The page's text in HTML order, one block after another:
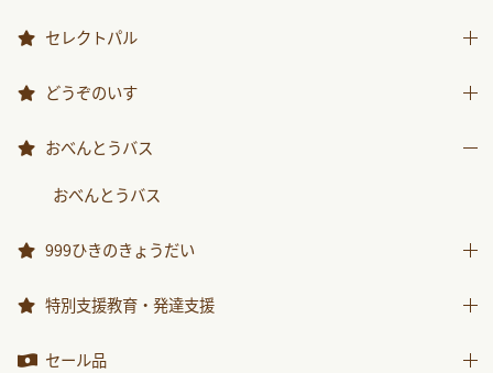
あそぼ！
みてみて！
スモック
セレクトパル
先生用ウェア
どうぞのいす
どうぞのいす
おべんとうバス
おべんとうバス
999ひきのきょうだい
999ひきのきょうだい
特別支援教育・発達支援
特別支援教育・発達支援
セール品